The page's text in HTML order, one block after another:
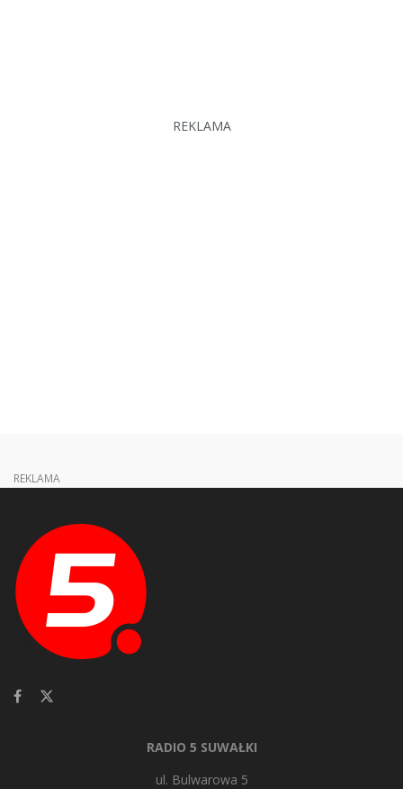
REKLAMA
REKLAMA
RADIO 5 SUWAŁKI
ul. Bulwarowa 5